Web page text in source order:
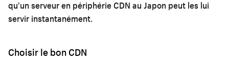
qu'un serveur en périphérie CDN au Japon peut les lui
servir instantanément.
Choisir le bon CDN